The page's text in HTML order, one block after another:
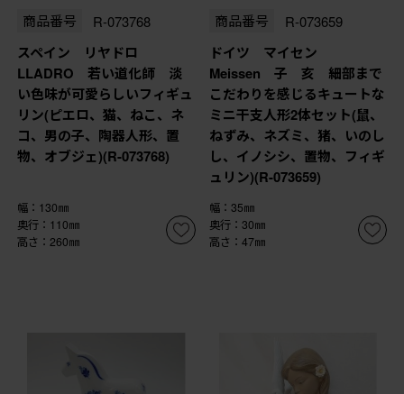
商品番号 R-073768
スペイン リヤドロ
LLADRO 若い道化師 淡
い色味が可愛らしいフィギュ
リン(ピエロ、猫、ねこ、ネ
コ、男の子、陶器人形、置
物、オブジェ)(R-073768)
幅：130㎜
奥行：110㎜
高さ：260㎜
商品番号 R-073659
ドイツ マイセン
Meissen 子 亥 細部まで
こだわりを感じるキュートな
ミニ干支人形2体セット(鼠、
ねずみ、ネズミ、猪、いのし
し、イノシシ、置物、フィギ
ュリン)(R-073659)
幅：35㎜
奥行：30㎜
高さ：47㎜